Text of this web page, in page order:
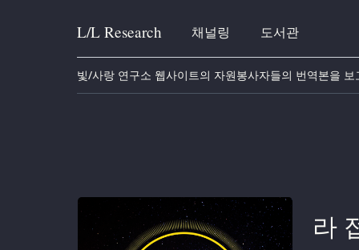
Skip to content
L/L Research 채널링 도서관
빛/사랑 연구소 웹사이트의 자원봉사자들의 번역본을 보
라